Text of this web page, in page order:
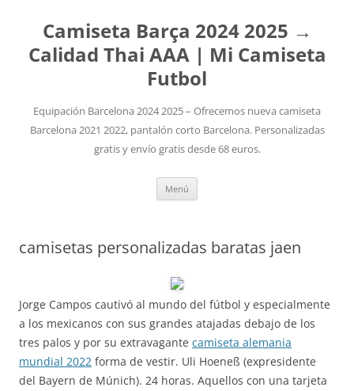
Camiseta Barça 2024 2025 →
Calidad Thai AAA | Mi Camiseta
Futbol
Equipación Barcelona 2024 2025 – Ofrecemos nueva camiseta
Barcelona 2021 2022, pantalón corto Barcelona. Personalizadas
gratis y envío gratis desde 68 euros.
Menú
camisetas personalizadas baratas jaen
Jorge Campos cautivó al mundo del fútbol y especialmente
a los mexicanos con sus grandes atajadas debajo de los
tres palos y por su extravagante camiseta alemania
mundial 2022 forma de vestir. Uli Hoeneß (expresidente
del Bayern de Múnich). 24 horas. Aquellos con una tarjeta